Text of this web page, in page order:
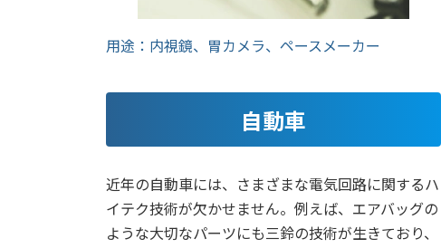
用途：内視鏡、胃カメラ、ペースメーカー
自動車
近年の自動車には、さまざまな電気回路に関するハ
イテク技術が欠かせません。例えば、エアバッグの
ような大切なパーツにも三鈴の技術が生きており、